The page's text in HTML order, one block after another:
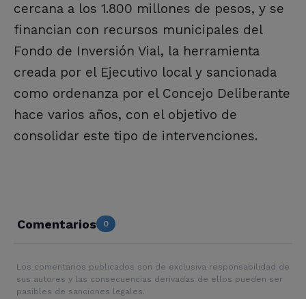
cercana a los 1.800 millones de pesos, y se
financian con recursos municipales del
Fondo de Inversión Vial, la herramienta
creada por el Ejecutivo local y sancionada
como ordenanza por el Concejo Deliberante
hace varios años, con el objetivo de
consolidar este tipo de intervenciones.
Comentarios 0
Los comentarios publicados son de exclusiva responsabilidad de
sus autores y las consecuencias derivadas de ellos pueden ser
pasibles de sanciones legales.